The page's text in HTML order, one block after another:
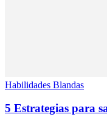
Habilidades Blandas
5 Estrategias para